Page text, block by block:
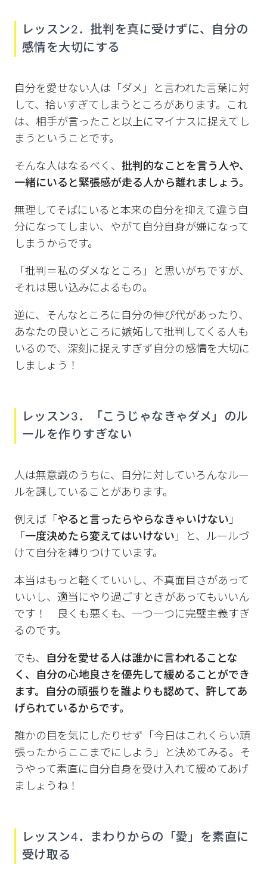
レッスン2．批判を真に受けずに、自分の
感情を大切にする
自分を愛せない人は「ダメ」と言われた言葉に対
して、拾いすぎてしまうところがあります。これ
は、相手が言ったこと以上にマイナスに捉えてし
まうということです。
そんな人はなるべく、 批判的なことを言う人や、
一緒にいると緊張感が走る人から離れましょう。
無理してそばにいると本来の自分を抑えて違う自
分になってしまい、やがて自分自身が嫌になって
しまうからです。
「批判＝私のダメなところ」と思いがちですが、
それは思い込みによるもの。
逆に、そんなところに自分の伸び代があったり、
あなたの良いところに嫉妬して批判してくる人も
いるので、深刻に捉えすぎず自分の感情を大切に
しましょう！
レッスン3．「こうじゃなきゃダメ」のル
ールを作りすぎない
人は無意識のうちに、自分に対していろんなルー
ルを課していることがあります。
例えば「 やると言ったらやらなきゃいけない 」
「 一度決めたら変えてはいけない 」と、ルールづ
けて自分を縛りつけています。
本当はもっと軽くていいし、不真面目さがあって
いいし、適当にやり過ごすときがあってもいいん
です！ 良くも悪くも、一つ一つに完璧主義すぎ
るのです。
でも、
自分を愛せる人は誰かに言われることな
く、自分の心地良さを優先して緩めることができ
ます。
自分の頑張りを誰よりも認めて、許してあ
げられているからです。
誰かの目を気にしたりせず「今日はこれくらい頑
張ったからここまでにしよう」と決めてみる。そ
うやって素直に自分自身を受け入れて緩めてあげ
ましょうね！
レッスン4．まわりからの「愛」を素直に
受け取る